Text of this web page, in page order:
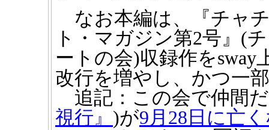
なお本編は、『チャ
ト・マガジン第2号』(
ートの会)収録作を
改行を増やし、かつ一
追記：この会で仲間
視行』 )が9月28日に亡